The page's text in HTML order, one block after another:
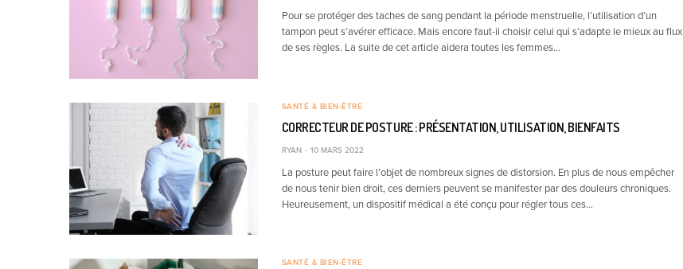
Pour se protéger des taches de sang pendant la période menstruelle, l’utilisation d’un
tampon peut s’avérer efficace. Mais encore faut-il choisir celui qui s’adapte le mieux au flux
de ses règles. La suite de cet article aidera toutes les femmes…
SANTÉ & BIEN-ÊTRE
CORRECTEUR DE POSTURE : PRÉSENTATION, UTILISATION, BIENFAITS
RYAN 10 MARS 2022
La posture peut faire l’objet de nombreux signes de distorsion. En plus de nous empêcher
de nous tenir bien droit, ces derniers peuvent se manifester par des douleurs chroniques.
Heureusement, un dispositif médical a été conçu pour régler tous ces…
SANTÉ & BIEN-ÊTRE